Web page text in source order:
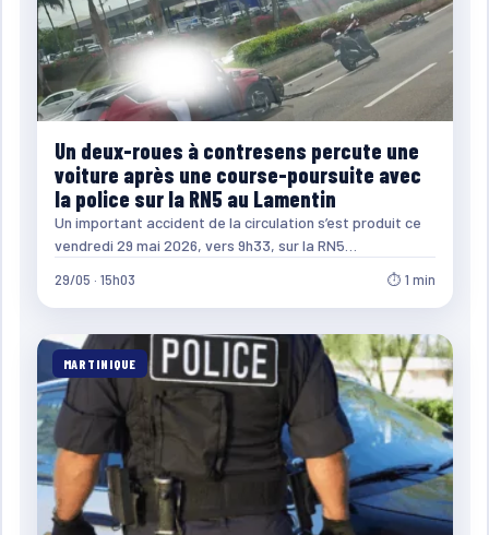
Un deux-roues à contresens percute une
voiture après une course-poursuite avec
la police sur la RN5 au Lamentin
Un important accident de la circulation s’est produit ce
vendredi 29 mai 2026, vers 9h33, sur la RN5…
29/05 · 15h03 ⏱ 1 min
MARTINIQUE